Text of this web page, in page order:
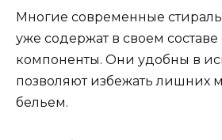
Многие современные
уже содержат в своем
компоненты. Они удобны в
позволяют избежать лишних
бельем.